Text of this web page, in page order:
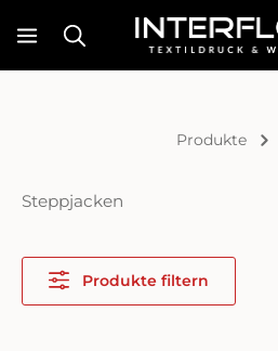
Zum Hauptinhalt springen
Produkte
Steppjacken
Produkte filtern